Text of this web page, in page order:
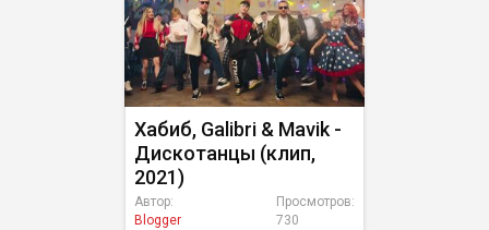
Хабиб, Galibri & Mavik -
Дискотанцы (клип,
2021)
Просмотров:
730
Автор:
Blogger